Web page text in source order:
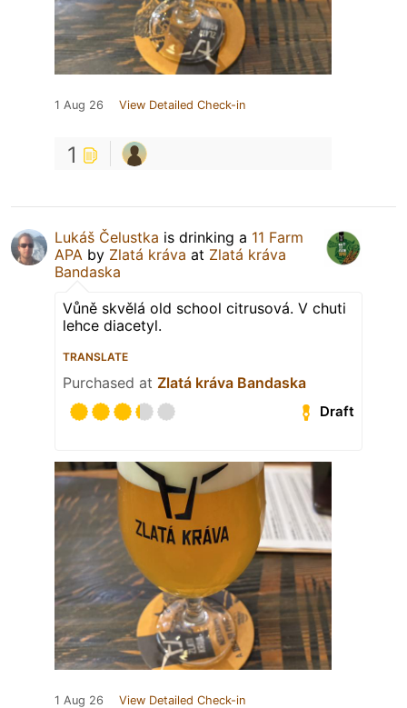
1 Aug 26 View Detailed Check-in
1
Lukáš Čelustka is drinking a 11 Farm
APA by Zlatá kráva at Zlatá kráva
Bandaska
Vůně skvělá old school citrusová. V chuti
lehce diacetyl.
TRANSLATE
Purchased at Zlatá kráva Bandaska
Draft
1 Aug 26 View Detailed Check-in